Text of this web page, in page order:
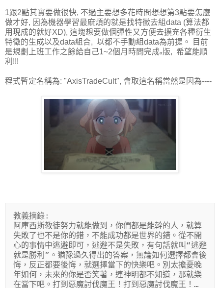
1跟2點其實要做很快, 不過主要想多花時間想想第3點要怎麼
做才好, 因為機器學習最麻煩的就是找特徵去組data (算法都
用現成的就好XD), 這塊想要做個彈性又方便去擴充各種衍生
特徵的生成以及data組合, 以都不手動組data為前提。 目前
是規劃上班工作之餘給自己1~2個月時間完成α版, 希望能順
利!!!
程式暫定名稱為: "AxisTradeCult", 會取這名稱當然是因為----
教義摘錄:
阿庫西斯教徒努力就能做到，你們都是能幹的人，就算
失敗了也不是你的錯，不能成功都是世界的錯。從不開
心的事情中逃避即可，逃避不是失敗，有句話就叫“逃避
就是勝利”。猶豫過久得出的答案，無論如何選擇都會後
悔，反正都要後悔，就選擇當下的快樂吧。別太擔憂晚
年如何，未來的你是否笑著，連神明都不知道，那就樂
在當下吧。打到惡魔討伐魔王！打到惡魔討伐魔王！…